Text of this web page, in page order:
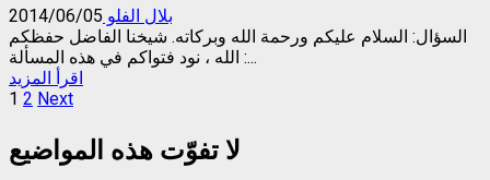
بلال الفلو 2014/06/05
السؤال: السلام عليكم ورحمة الله وبركاته. شيخنا الفاضل حفظكم
الله ، نود فتواكم في هذه المسألة :...
اقرأ المزيد
الخطبة
من
Posts
pagination
1 2 Next
لا تفوّت هذه المواضيع